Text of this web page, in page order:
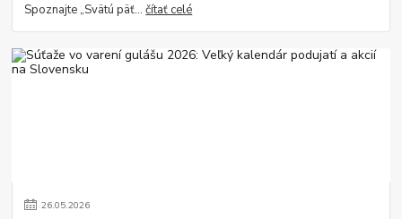
Spoznajte „Svätú päť...čítať celé
26.05.2026